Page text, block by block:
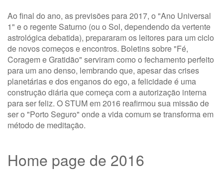
Ao final do ano, as previsões para 2017, o "Ano Universal
1" e o regente Saturno (ou o Sol, dependendo da vertente
astrológica debatida), prepararam os leitores para um ciclo
de novos começos e encontros. Boletins sobre "Fé,
Coragem e Gratidão" serviram como o fechamento perfeito
para um ano denso, lembrando que, apesar das crises
planetárias e dos enganos do ego, a felicidade é uma
construção diária que começa com a autorização interna
para ser feliz. O STUM em 2016 reafirmou sua missão de
ser o "Porto Seguro" onde a vida comum se transforma em
método de meditação.
Home page de 2016